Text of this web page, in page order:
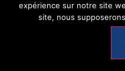
expérience sur notre site
site, nous